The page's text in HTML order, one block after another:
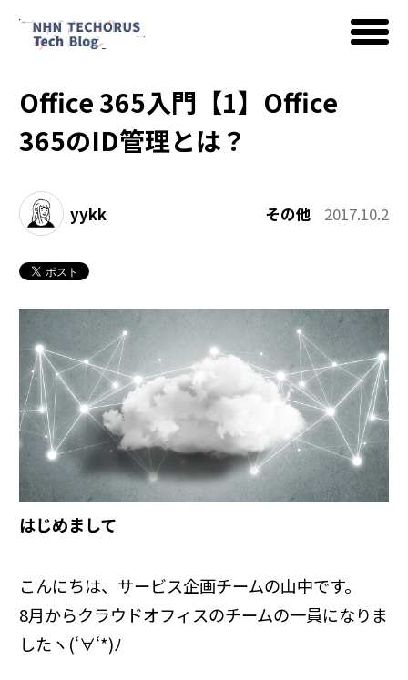
AWS
Google Cloud
イベント
コラム
その他
Office 365入門【1】Office
365のID管理とは？
yykk その他 2017.10.2
はじめまして
こんにちは、サービス企画チームの山中です。
8月からクラウドオフィスのチームの一員になりま
したヽ(‘∀‘*)ﾉ